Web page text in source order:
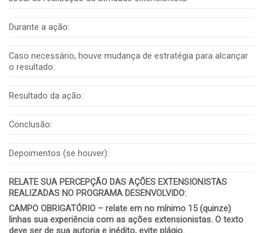
Durante a ação:
Caso necessário, houve mudança de estratégia para alcançar
o resultado:
Resultado da ação:
Conclusão:
Depoimentos (se houver):
RELATE SUA PERCEPÇÃO DAS AÇÕES EXTENSIONISTAS
REALIZADAS NO PROGRAMA DESENVOLVIDO:
CAMPO OBRIGATÓRIO – relate em no mínimo 15 (quinze)
linhas sua experiência com as ações extensionistas. O texto